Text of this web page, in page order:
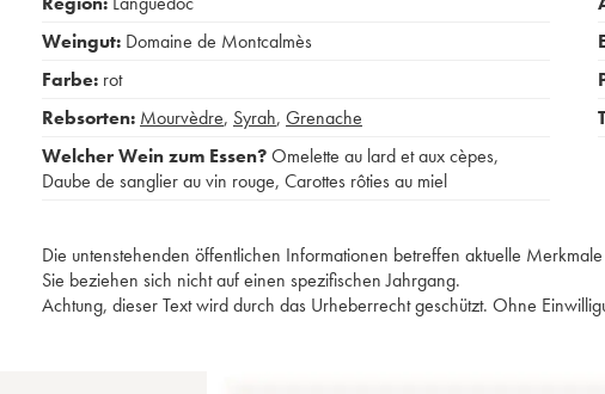
Weingut: Domaine de Montcalmès
Farbe: rot
Rebsorten: Mourvèdre, Syrah, Grenache
Welcher Wein zum Essen?Omelette au lard et aux cèpes,
Daube de sanglier au vin rouge, Carottes rôties au miel
Die untenstehenden öffentlichen Informationen betreffen aktuelle
Sie beziehen sich nicht auf einen spezifischen Jahrgang.
Achtung, dieser Text wird durch das Urheberrecht geschützt. Ohne